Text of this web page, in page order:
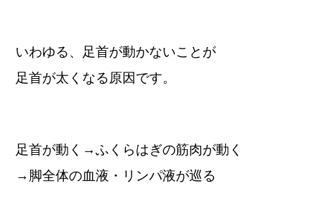
いわゆる、足首が動かないことが
足首が太くなる原因です。
足首が動く→ふくらはぎの筋肉が動く
→脚全体の血液・リンパ液が巡る